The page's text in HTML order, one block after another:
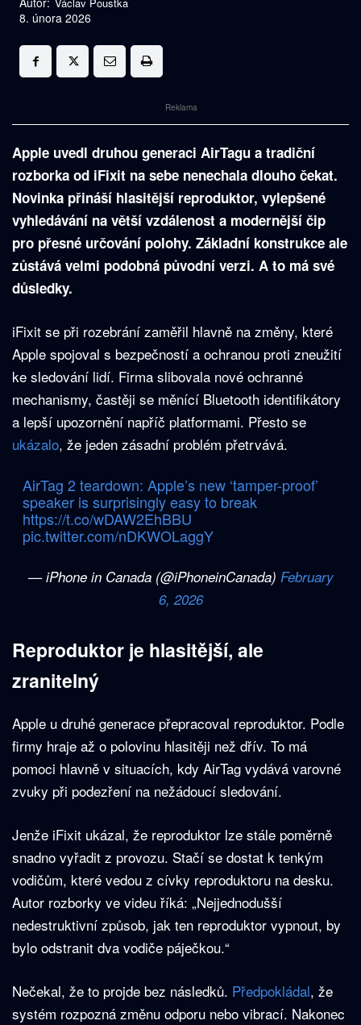
8. února 2026
Reklama
Apple uvedl druhou generaci AirTagu a tradiční
rozborka od iFixit na sebe nenechala dlouho čekat.
Novinka přináší hlasitější reproduktor, vylepšené
vyhledávání na větší vzdálenost a modernější čip
pro přesné určování polohy. Základní konstrukce ale
zůstává velmi podobná původní verzi. A to má své
důsledky.
iFixit se při rozebrání zaměřil hlavně na změny, které
Apple spojoval s bezpečností a ochranou proti zneužití
ke sledování lidí. Firma slibovala nové ochranné
mechanismy, častěji se měnící Bluetooth identifikátory
a lepší upozornění napříč platformami. Přesto se
ukázalo, že jeden zásadní problém přetrvává.
AirTag 2 teardown: Apple’s new ‘tamper-proof’
speaker is surprisingly easy to break
https://t.co/wDAW2EhBBU
pic.twitter.com/nDKWOLaggY
— iPhone in Canada (@iPhoneinCanada) February
6, 2026
Reproduktor je hlasitější, ale
zranitelný
Apple u druhé generace přepracoval reproduktor. Podle
firmy hraje až o polovinu hlasitěji než dřív. To má
pomoci hlavně v situacích, kdy AirTag vydává varovné
zvuky při podezření na nežádoucí sledování.
Jenže iFixit ukázal, že reproduktor lze stále poměrně
snadno vyřadit z provozu. Stačí se dostat k tenkým
vodičům, které vedou z cívky reproduktoru na desku.
Autor rozborky ve videu říká: „Nejjednodušší
nedestruktivní způsob, jak ten reproduktor vypnout, by
bylo odstranit dva vodiče páječkou.“
Nečekal, že to projde bez následků. Předpokládal, že
systém rozpozná změnu odporu nebo vibrací. Nakonec